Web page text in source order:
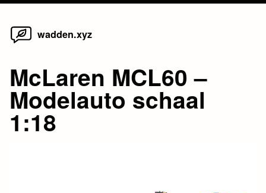
Skip
wadden.xyz
McLaren MCL60 –
Modelauto schaal
1:18